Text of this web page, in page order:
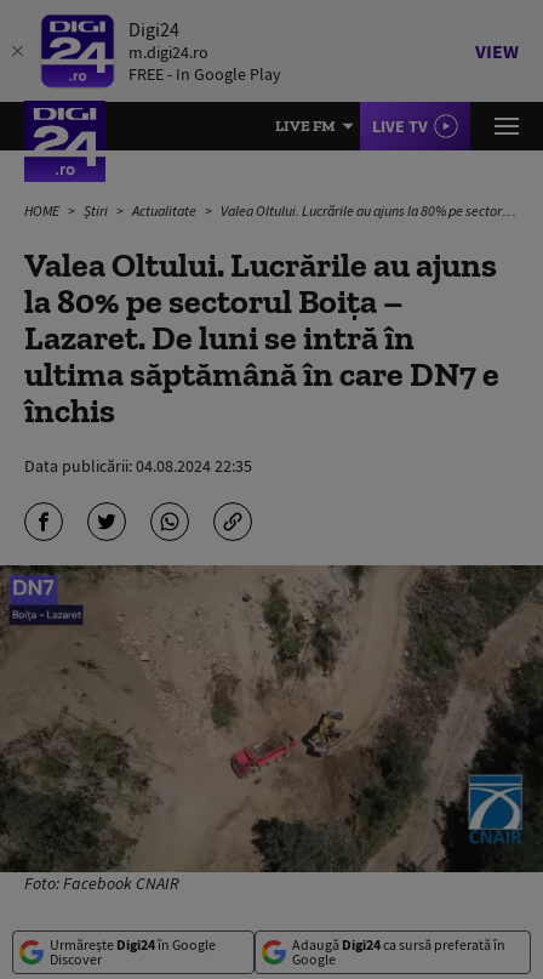
Digi24
m.digi24.ro
FREE - In Google Play
VIEW
LIVE FM LIVE TV
HOME Știri Actualitate Valea Oltului. Lucrările au ajuns la 80% pe sectorul Boiţa – Lazaret. De luni se intră în ultima săptămână în care DN7 e închis
Valea Oltului. Lucrările au ajuns
la 80% pe sectorul Boiţa –
Lazaret. De luni se intră în
ultima săptămână în care DN7 e
închis
Data publicării:04.08.2024 22:35
Foto: Facebook CNAIR
Urmărește Digi24în Google
Discover
Adaugă Digi24ca sursă preferată în
Google